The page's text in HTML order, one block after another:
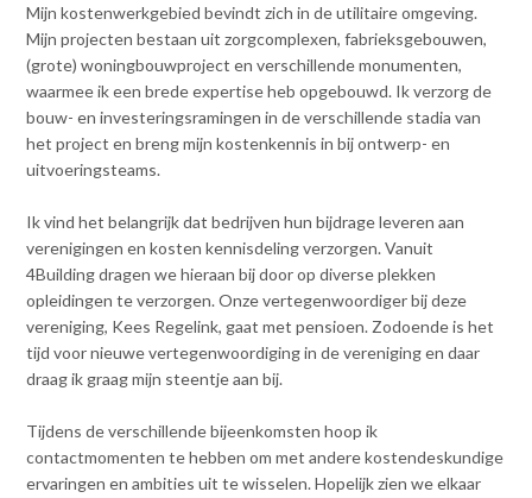
m
p
t
o
m
a
i
c
o
n
t
e
n
t
Mijn kostenwerkgebied bevindt zich in de utilitaire omgeving.
Mijn projecten bestaan uit zorgcomplexen, fabrieksgebouwen,
(grote) woningbouwproject en verschillende monumenten,
waarmee ik een brede expertise heb opgebouwd. Ik verzorg de
bouw- en investeringsramingen in de verschillende stadia van
het project en breng mijn kostenkennis in bij ontwerp- en
uitvoeringsteams.
Ik vind het belangrijk dat bedrijven hun bijdrage leveren aan
verenigingen en kosten kennisdeling verzorgen. Vanuit
4Building dragen we hieraan bij door op diverse plekken
opleidingen te verzorgen. Onze vertegenwoordiger bij deze
vereniging, Kees Regelink, gaat met pensioen. Zodoende is het
tijd voor nieuwe vertegenwoordiging in de vereniging en daar
draag ik graag mijn steentje aan bij.
Tijdens de verschillende bijeenkomsten hoop ik
contactmomenten te hebben om met andere kostendeskundige
ervaringen en ambities uit te wisselen. Hopelijk zien we elkaar
Nieuwsbrieven
Nieuwsarchief
Artikelen
Verenigingsdocumenten
Opleiding & Carrière
Partners
Contact
Inloggen mijn NVBK
Contact